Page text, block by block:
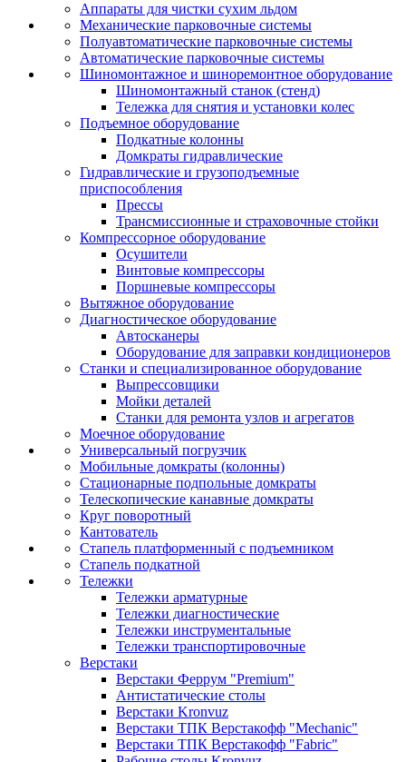
Аппараты для чистки сухим льдом
Механические парковочные системы
Полуавтоматические парковочные системы
Автоматические парковочные системы
Шиномонтажное и шиноремонтное оборудование
Шиномонтажный станок (стенд)
Тележка для снятия и установки колес
Подъемное оборудование
Подкатные колонны
Домкраты гидравлические
Гидравлические и грузоподъемные
приспособления
Прессы
Трансмиссионные и страховочные стойки
Компрессорное оборудование
Осушители
Винтовые компрессоры
Поршневые компрессоры
Вытяжное оборудование
Диагностическое оборудование
Автосканеры
Оборудование для заправки кондиционеров
Станки и специализированное оборудование
Выпрессовщики
Мойки деталей
Станки для ремонта узлов и агрегатов
Моечное оборудование
Универсальный погрузчик
Мобильные домкраты (колонны)
Стационарные подпольные домкраты
Телескопические канавные домкраты
Круг поворотный
Кантователь
Стапель платформенный с подъемником
Стапель подкатной
Тележки
Тележки арматурные
Тележки диагностические
Тележки инструментальные
Тележки транспортировочные
Верстаки
Верстаки Феррум "Premium"
Антистатические столы
Верстаки Kronvuz
Верстаки ТПК Верстакофф "Mechanic"
Верстаки ТПК Верстакофф "Fabric"